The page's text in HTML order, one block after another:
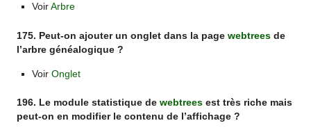
VoirArbre
175. Peut-on ajouter un onglet dans la pagewebtrees de
l’arbre généalogique ?
Voir Onglet
196. Le module statistique dewebtrees est très riche mais
peut-on en modifier le contenu de l’affichage ?